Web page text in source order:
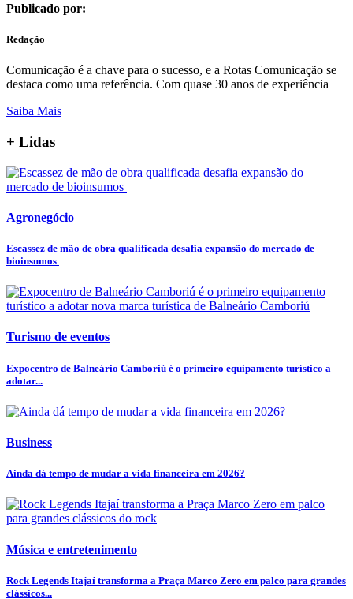
Publicado por:
Redação
Comunicação é a chave para o sucesso, e a Rotas Comunicação se
destaca como uma referência. Com quase 30 anos de experiência
Saiba Mais
+ Lidas
Agronegócio
Escassez de mão de obra qualificada desafia expansão do mercado de
bioinsumos
Turismo de eventos
Expocentro de Balneário Camboriú é o primeiro equipamento turístico a
adotar...
Business
Ainda dá tempo de mudar a vida financeira em 2026?
Música e entretenimento
Rock Legends Itajaí transforma a Praça Marco Zero em palco para grandes
clássicos...